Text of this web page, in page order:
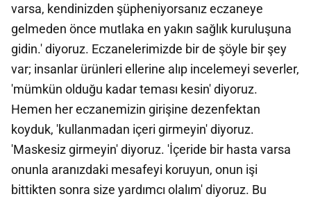
varsa, kendinizden şüpheniyorsanız eczaneye
gelmeden önce mutlaka en yakın sağlık kuruluşuna
gidin.' diyoruz. Eczanelerimizde bir de şöyle bir şey
var; insanlar ürünleri ellerine alıp incelemeyi severler,
'mümkün olduğu kadar teması kesin' diyoruz.
Hemen her eczanemizin girişine dezenfektan
koyduk, 'kullanmadan içeri girmeyin' diyoruz.
'Maskesiz girmeyin' diyoruz. 'İçeride bir hasta varsa
onunla aranızdaki mesafeyi koruyun, onun işi
bittikten sonra size yardımcı olalım' diyoruz. Bu